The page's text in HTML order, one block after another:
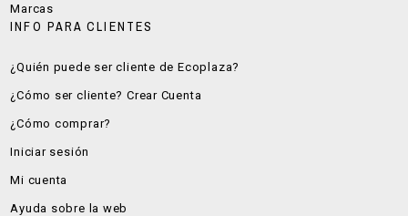
Marcas
INFO PARA CLIENTES
¿Quién puede ser cliente de Ecoplaza?
¿Cómo ser cliente? Crear Cuenta
¿Cómo comprar?
Iniciar sesión
Mi cuenta
Ayuda sobre la web